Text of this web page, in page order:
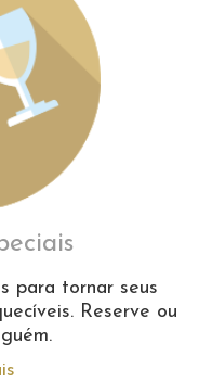
para tornar seus
Reserve ou